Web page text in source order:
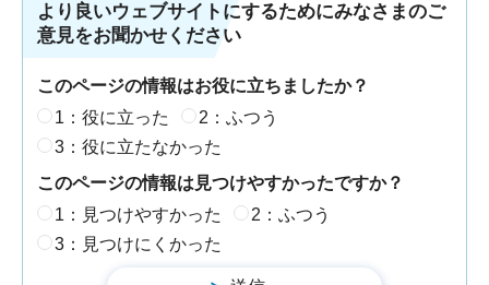
より良いウェブサイトにするためにみなさまのご
意見をお聞かせください
このページの情報はお役に立ちましたか？
1：役に立った
2：ふつう
3：役に立たなかった
このページの情報は見つけやすかったですか？
1：見つけやすかった
2：ふつう
3：見つけにくかった